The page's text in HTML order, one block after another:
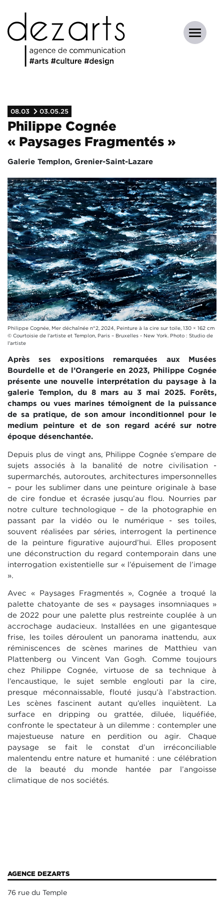
08.03 03.05.25
Philippe Cognée
« Paysages Fragmentés »
Galerie Templon, Grenier-Saint-Lazare
Philippe Cognée, Mer déchaînée n°2, 2024, Peinture à la cire sur toile, 130 × 162 cm
© Courtoisie de l'artiste et Templon, Paris – Bruxelles - New York. Photo : Studio de
l'artiste
Après ses expositions remarquées aux Musées
Bourdelle et de l’Orangerie en 2023, Philippe Cognée
présente une nouvelle interprétation du paysage à la
galerie Templon, du 8 mars au 3 mai 2025. Forêts,
champs ou vues marines témoignent de la puissance
de sa pratique, de son amour inconditionnel pour le
medium peinture et de son regard acéré sur notre
époque désenchantée.
Depuis plus de vingt ans, Philippe Cognée s’empare de
sujets associés à la banalité de notre civilisation -
supermarchés, autoroutes, architectures impersonnelles
– pour les sublimer dans une peinture originale à base
de cire fondue et écrasée jusqu’au flou. Nourries par
notre culture technologique – de la photographie en
passant par la vidéo ou le numérique - ses toiles,
souvent réalisées par séries, interrogent la pertinence
de la peinture figurative aujourd’hui. Elles proposent
une déconstruction du regard contemporain dans une
interrogation existentielle sur « l’épuisement de l’image
».
Avec « Paysages Fragmentés », Cognée a troqué la
palette chatoyante de ses « paysages insomniaques »
de 2022 pour une palette plus restreinte couplée à un
accrochage audacieux. Installées en une gigantesque
frise, les toiles déroulent un panorama inattendu, aux
réminiscences de scènes marines de Matthieu van
Plattenberg ou Vincent Van Gogh. Comme toujours
chez Philippe Cognée, virtuose de sa technique à
l’encaustique, le sujet semble englouti par la cire,
presque méconnaissable, flouté jusqu’à l’abstraction.
Les scènes fascinent autant qu’elles inquiètent. La
surface en dripping ou grattée, diluée, liquéfiée,
confronte le spectateur à un dilemme : contempler une
majestueuse nature en perdition ou agir. Chaque
paysage se fait le constat d’un irréconciliable
malentendu entre nature et humanité : une célébration
de la beauté du monde hantée par l’angoisse
climatique de nos sociétés.
AGENCE DEZARTS
76 rue du Temple